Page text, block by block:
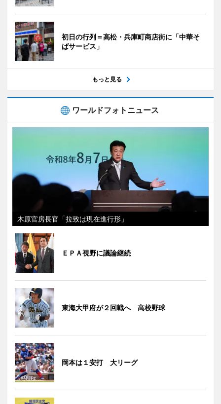
初日の行列＝高松・兵庫町商店街に「中華そ
ばサービス」
もっと見る
ワールドフォトニュース
木原官房長官「拉致は現在進行形」
ＥＰＡ視野に議論継続
東海大甲府が２回戦へ 高校野球
岡本は１安打 大リーグ